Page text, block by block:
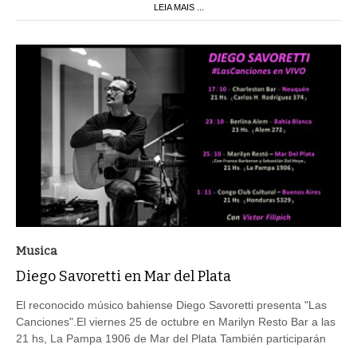
LEIA MAIS ...
Musica
Diego Savoretti en Mar del Plata
El reconocido músico bahiense Diego Savoretti presenta "Las
Canciones".El viernes 25 de octubre en Marilyn Resto Bar a las
21 hs, La Pampa 1906 de Mar del Plata También participarán